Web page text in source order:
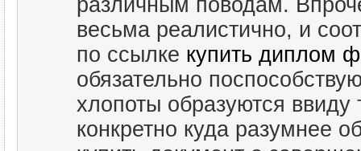
различным поводам.
весьма реалистично, и
по ссылке купить диплом
обязательно
хлопоты образуются ввиду
конкретно куда разумнее